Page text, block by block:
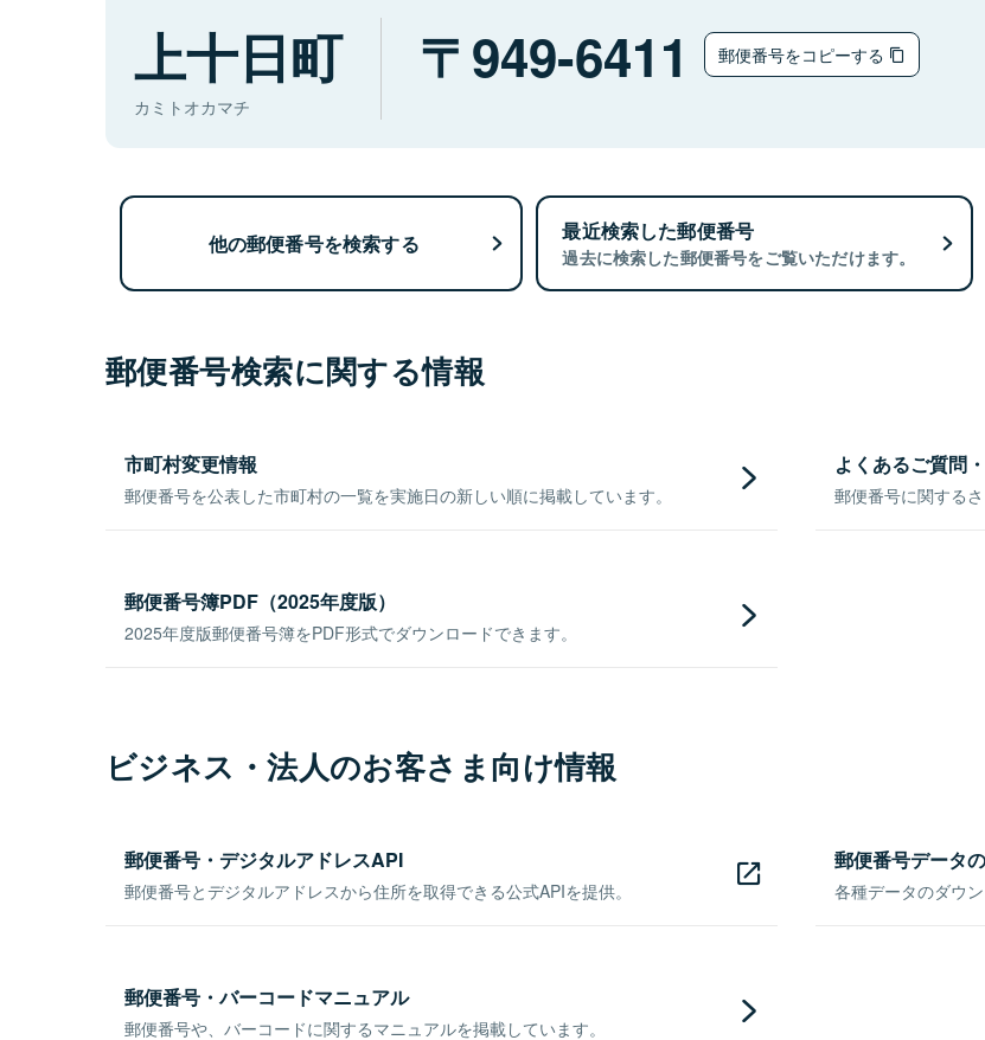
上十日町
カミトオカマチ
949-6411 郵便番号をコピーする
他の郵便番号を検索する 最近検索した郵便番号
過去に検索した郵便番号をご覧いただけます。
郵便番号検索に関する情報
市町村変更情報
郵便番号を公表した市町村の一覧を実施日の新しい順に掲載しています。
よくあるご質問
郵便番号に関する
郵便番号簿PDF（2025年度版）
2025年度版郵便番号簿をPDF形式でダウンロードできます。
ビジネス・法人のお客さま向け情報
郵便番号・デジタルアドレスAPI
郵便番号とデジタルアドレスから住所を取得できる公式APIを提供。
郵便番号データ
各種データのダウ
郵便番号・バーコードマニュアル
郵便番号や、バーコードに関するマニュアルを掲載しています。